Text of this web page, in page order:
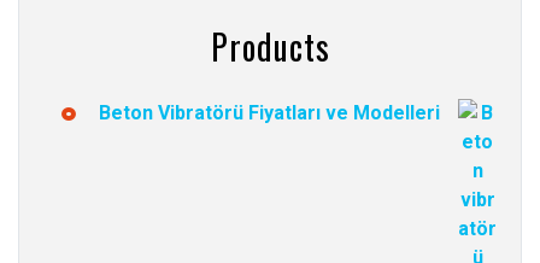
Products
Beton Vibratörü Fiyatları ve Modelleri